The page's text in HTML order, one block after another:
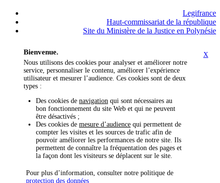
Legifrance
Haut-commissariat de la république
Site du Ministère de la Justice en Polynésie
X
Bienvenue.
Nous utilisons des cookies pour analyser et améliorer notre
service, personnaliser le contenu, améliorer l’expérience
utilisateur et mesurer l’audience. Ces cookies sont de deux
types :
Des cookies de navigation qui sont nécessaires au
bon fonctionnement du site Web et qui ne peuvent
être désactivés ;
Des cookies de mesure d’audience qui permettent de
compter les visites et les sources de trafic afin de
pouvoir améliorer les performances de notre site. Ils
permettent de connaître la fréquentation des pages et
la façon dont les visiteurs se déplacent sur le site.
Pour plus d’information, consulter notre politique de
protection des données